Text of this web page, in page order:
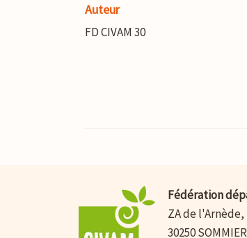
Auteur
FD CIVAM 30
Fédération
ZA de
30250